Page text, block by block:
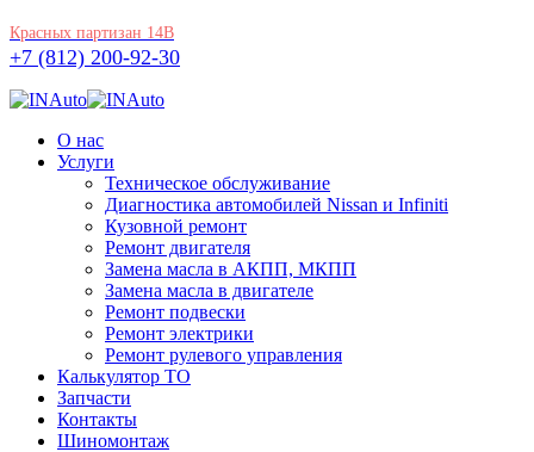
Красных партизан 14В
+7 (812) 200-92-30
О нас
Услуги
Техническое обслуживание
Диагностика автомобилей Nissan и Infiniti
Кузовной ремонт
Ремонт двигателя
Замена масла в АКПП, МКПП
Замена масла в двигателе
Ремонт подвески
Ремонт электрики
Ремонт рулевого управления
Калькулятор ТО
Запчасти
Контакты
Шиномонтаж